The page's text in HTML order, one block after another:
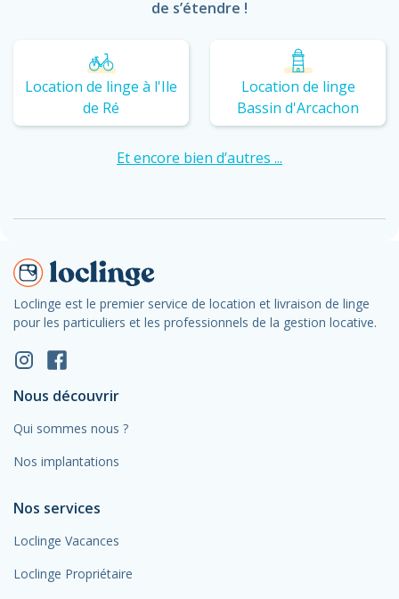
de s’étendre !
Location de linge à l'Ile
de Ré
Location de linge
Bassin d'Arcachon
Et encore bien d’autres ...
Loclinge est le premier service de location et livraison de linge
pour les particuliers et les professionnels de la gestion locative.
Nous découvrir
Qui sommes nous ?
Nos implantations
Nos services
Loclinge Vacances
Loclinge Propriétaire